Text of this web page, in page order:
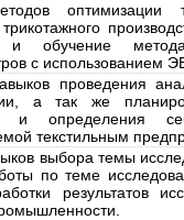
оптимизации
и обучение
с использованием
проведения
а так же
и определения
текстильным
выбора темы
по теме
результатов